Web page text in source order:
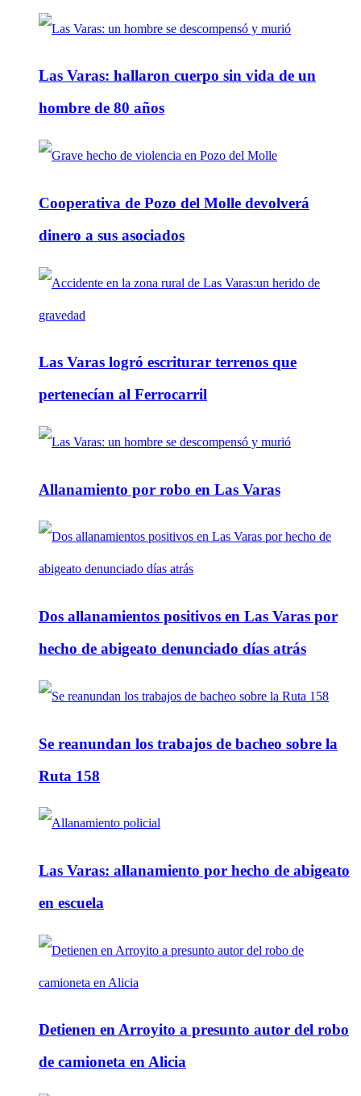
Las Varas: hallaron cuerpo sin vida de un
hombre de 80 años
Cooperativa de Pozo del Molle devolverá
dinero a sus asociados
Las Varas logró escriturar terrenos que
pertenecían al Ferrocarril
Allanamiento por robo en Las Varas
Dos allanamientos positivos en Las Varas por
hecho de abigeato denunciado días atrás
Se reanundan los trabajos de bacheo sobre la
Ruta 158
Las Varas: allanamiento por hecho de abigeato
en escuela
Detienen en Arroyito a presunto autor del robo
de camioneta en Alicia